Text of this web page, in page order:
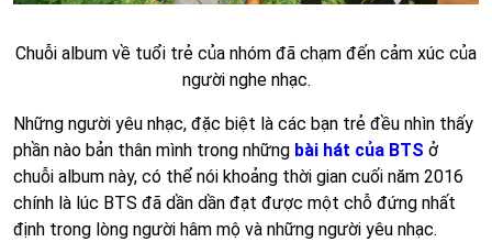
Chuỗi album về tuổi trẻ của nhóm đã chạm đến cảm xúc của
người nghe nhạc.
Những người yêu nhạc, đặc biệt là các bạn trẻ đều nhìn thấy
phần nào bản thân mình trong những bài hát của BTS ở
chuỗi album này, có thể nói khoảng thời gian cuối năm 2016
chính là lúc BTS đã dần dần đạt được một chỗ đứng nhất
định trong lòng người hâm mộ và những người yêu nhạc.